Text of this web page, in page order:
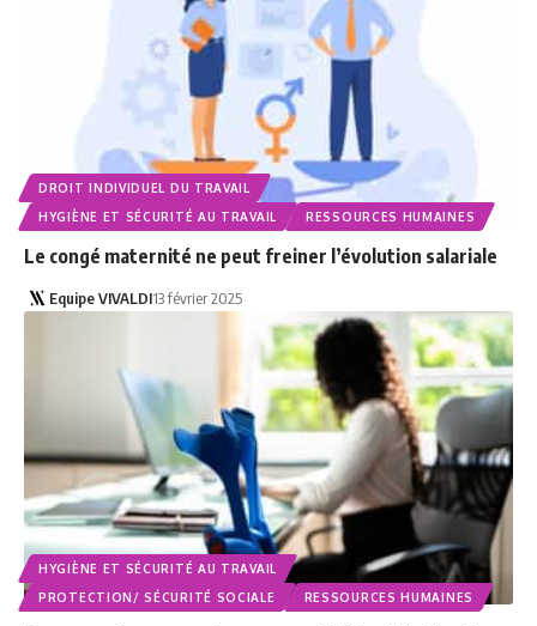
DROIT INDIVIDUEL DU TRAVAIL
HYGIÈNE ET SÉCURITÉ AU TRAVAIL
RESSOURCES HUMAINES
Le congé maternité ne peut freiner l’évolution salariale
Equipe VIVALDI13 février 2025
HYGIÈNE ET SÉCURITÉ AU TRAVAIL
PROTECTION/ SÉCURITÉ SOCIALE
RESSOURCES HUMAINES